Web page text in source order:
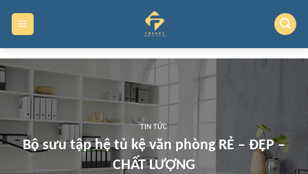
TIN TỨC
Bộ sưu tập hệ tủ kệ văn phòng RẺ – ĐẸP –
CHẤT LƯỢNG